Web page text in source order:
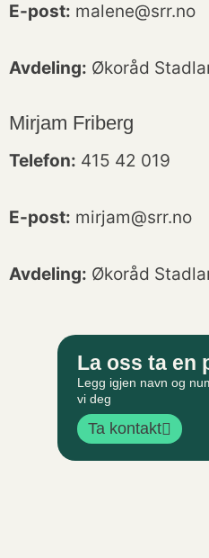
E-post: malene@srr.no
Avdeling: Økoråd
Mirjam Friberg
Telefon: 415 42 019
E-post: mirjam@srr.no
Avdeling: Økoråd
La oss ta en
Legg igjen navn og
vi deg
Ta kontakt